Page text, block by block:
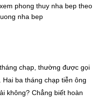
chạp, thường được gọi
ba tháng chạp tiễn ông
không? Chẳng biết hoàn